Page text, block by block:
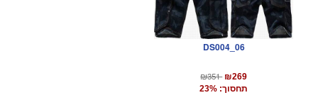
DS004_06
₪351 ₪269
תחסוך: 23%